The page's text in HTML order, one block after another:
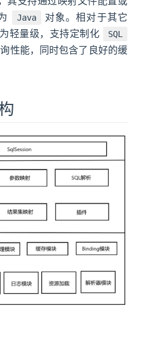
Java 对象。相对于其它
轻量级，支持定制化 SQL
性能，同时包含了良好的缓